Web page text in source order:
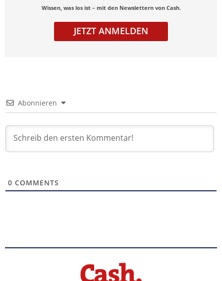
Wissen, was los ist – mit den Newslettern von Cash.
JETZT ANMELDEN
Abonnieren
0 COMMENTS